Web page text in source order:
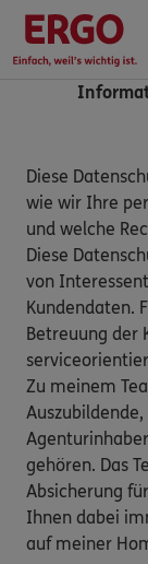
Diese
wie wir Ihre
und welche
Diese
von
Kundendaten.
Betreuung der
Zu meinem
gehören. Das
Absicherung
Ihnen dabei
auf meiner